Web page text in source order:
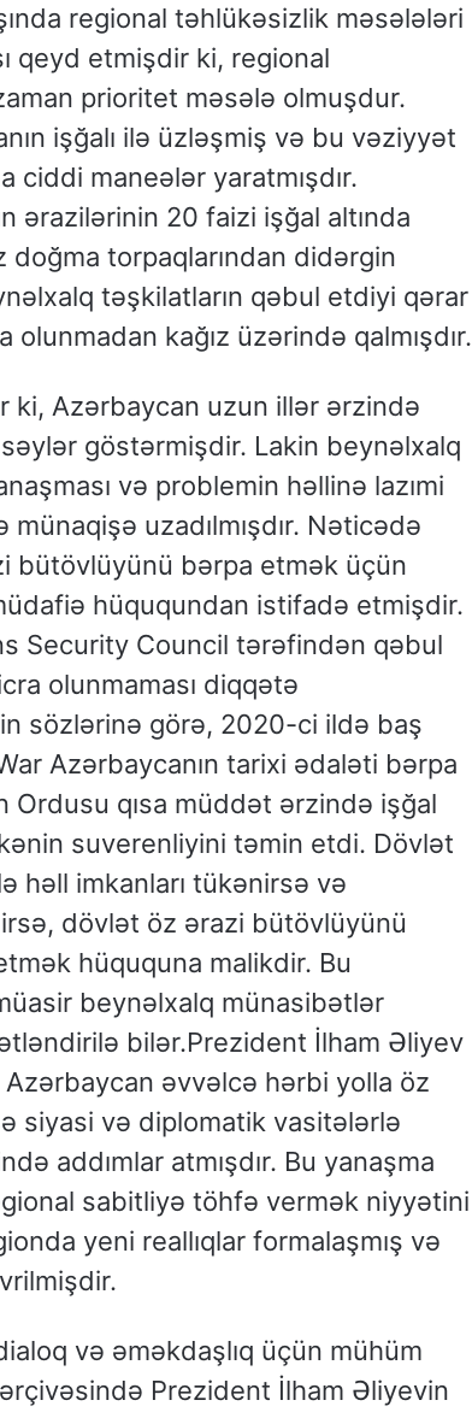
regional təhlükəsizlik məsələləri
qeyd etmişdir ki, regional
prioritet məsələ olmuşdur.
işğalı ilə üzləşmiş və bu vəziyyət
ciddi maneələr yaratmışdır.
ərazilərinin 20 faizi işğal altında
torpaqlarından didərgin
təşkilatların qəbul etdiyi qərar
kağız üzərində qalmışdır.
ki, Azərbaycan uzun illər ərzində
göstərmişdir. Lakin beynəlxalq
və problemin həllinə lazımi
uzadılmışdır. Nəticədə
bütövlüyünü bərpa etmək üçün
hüququndan istifadə etmişdir.
Security Council tərəfindən qəbul
olunmaması diqqətə
sözlərinə görə, 2020-ci ildə baş
Azərbaycanın tarixi ədaləti bərpa
Ordusu qısa müddət ərzində işğal
suverenliyini təmin etdi. Dövlət
həll imkanları tükənirsə və
dövlət öz ərazi bütövlüyünü
hüququna malikdir. Bu
beynəlxalq münasibətlər
bilər.Prezident İlham Əliyev
Azərbaycan əvvəlcə hərbi yolla öz
siyasi və diplomatik vasitələrlə
addımlar atmışdır. Bu yanaşma
sabitliyə töhfə vermək niyyətini
yeni reallıqlar formalaşmış və
və əməkdaşlıq üçün mühüm
Prezident İlham Əliyevin